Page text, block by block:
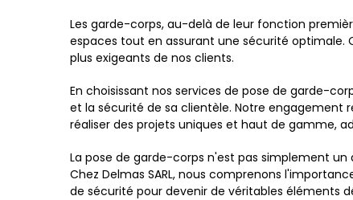
Les garde-corps, au-delà de leur fonction
espaces tout en assurant une sécurité optimale.
plus exigeants de nos clients.
En choisissant nos services de pose de garde-
et la sécurité de sa clientèle. Notre engagement
réaliser des projets uniques et haut de gamme,
La pose de garde-corps n'est pas simplement
Chez Delmas SARL, nous comprenons
de sécurité pour devenir de véritables éléments